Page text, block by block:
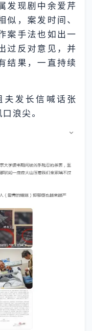
发现剧中余爱芹
似，案发时间、
案手法也如出一
过反对意见，并
结果，一直持续
夫发长信喊话张
浪尖。